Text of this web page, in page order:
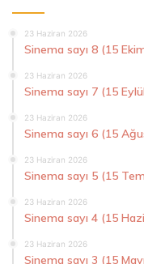
23 Haziran 2026
Sinema sayı 8 (15
23 Haziran 2026
Sinema sayı 7 (15
23 Haziran 2026
Sinema sayı 6 (15
23 Haziran 2026
Sinema sayı 5 (15
23 Haziran 2026
Sinema sayı 4 (15
23 Haziran 2026
Sinema sayı 3 (15